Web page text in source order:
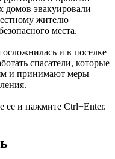
домов эвакуировали
жителю
места.
и в поселке
спасатели, которые
и принимают меры
и нажмите Ctrl+Enter.